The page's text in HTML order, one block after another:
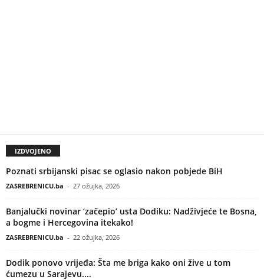
IZDVOJENO
Poznati srbijanski pisac se oglasio nakon pobjede BiH
ZASREBRENICU.ba - 27 ožujka, 2026
Banjalučki novinar ‘začepio’ usta Dodiku: Nadživjeće te Bosna,
a bogme i Hercegovina itekako!
ZASREBRENICU.ba - 22 ožujka, 2026
Dodik ponovo vrijeđa: Šta me briga kako oni žive u tom
ćumezu u Sarajevu....